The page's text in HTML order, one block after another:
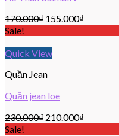
170.000₫ 155.000₫
Sale!
Quick View
Quần Jean
Quần jean loe
230.000₫ 210.000₫
Sale!